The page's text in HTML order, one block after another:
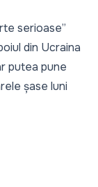
serioase”
din Ucraina
putea pune
șase luni